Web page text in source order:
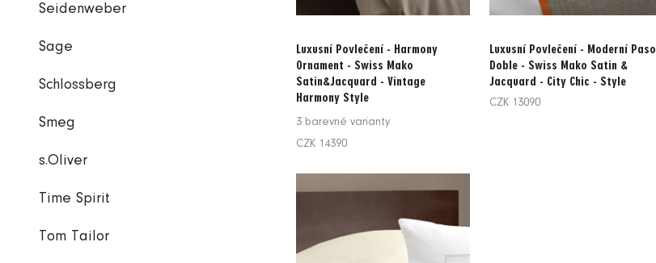
Luxusní Povlečení - Harmony
Ornament - Swiss Mako
Satin&Jacquard - Vintage
Harmony Style
3 barevné varianty
CZK 14390
Luxusní Povlečení - Moderní Paso
Doble - Swiss Mako Satin &
Jacquard - City Chic - Style
CZK 13090
Seidenweber
Sage
Schlossberg
Smeg
s.Oliver
Time Spirit
Tom Tailor